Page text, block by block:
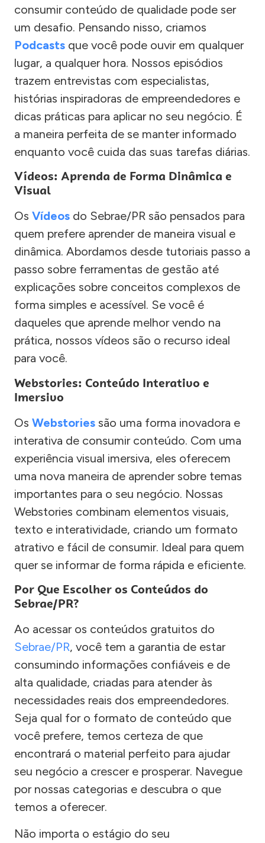
consumir conteúdo de qualidade pode ser
um desafio. Pensando nisso, criamos
Podcasts que você pode ouvir em qualquer
lugar, a qualquer hora. Nossos episódios
trazem entrevistas com especialistas,
histórias inspiradoras de empreendedores e
dicas práticas para aplicar no seu negócio. É
a maneira perfeita de se manter informado
enquanto você cuida das suas tarefas diárias.
Vídeos: Aprenda de Forma Dinâmica e
Visual
Os Vídeos do Sebrae/PR são pensados para
quem prefere aprender de maneira visual e
dinâmica. Abordamos desde tutoriais passo a
passo sobre ferramentas de gestão até
explicações sobre conceitos complexos de
forma simples e acessível. Se você é
daqueles que aprende melhor vendo na
prática, nossos vídeos são o recurso ideal
para você.
Webstories: Conteúdo Interativo e
Imersivo
Os Webstories são uma forma inovadora e
interativa de consumir conteúdo. Com uma
experiência visual imersiva, eles oferecem
uma nova maneira de aprender sobre temas
importantes para o seu negócio. Nossas
Webstories combinam elementos visuais,
texto e interatividade, criando um formato
atrativo e fácil de consumir. Ideal para quem
quer se informar de forma rápida e eficiente.
Por Que Escolher os Conteúdos do
Sebrae/PR?
Ao acessar os conteúdos gratuitos do
Sebrae/PR, você tem a garantia de estar
consumindo informações confiáveis e de
alta qualidade, criadas para atender às
necessidades reais dos empreendedores.
Seja qual for o formato de conteúdo que
você prefere, temos certeza de que
encontrará o material perfeito para ajudar
seu negócio a crescer e prosperar. Navegue
por nossas categorias e descubra o que
temos a oferecer.
Não importa o estágio do seu